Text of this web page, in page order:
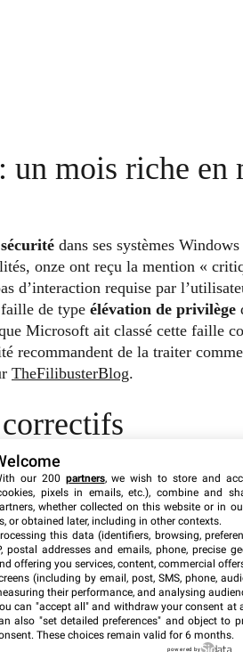
mois riche en
dans ses systèmes
onze ont reçu la mention «
d’interaction requise par
de type élévation de privilège
Microsoft ait classé cette faille
recommandent de la traiter
TheFilibusterBlog.
2025-26663, cruciale pour les
avec succès pourrait
Barnett de Rapid7, chaque
intégrer rapidement ce correctif.
comblées, incluant les CVE-
comme exploitation plus
.
our 200 partners, we wish to store and
pixels in emails, etc.), combine and
whether collected on this website or in
or obtained later, including in other contexts.
this data (identifiers, browsing,
postal addresses and emails, phone, precise
offering you services, content, commercial
(including by email, post, SMS, phone,
their performance, and analysing
can "accept all" and withdraw your consent at
also "set detailed preferences" and object to
These choices remain valid for 6 months.
powered by